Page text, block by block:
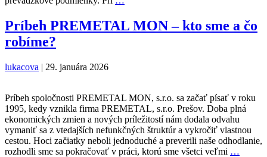
pásové
dopravníky:
vašu
prevádzku?
Príbeh PREMETAL MON – kto sme a čo
robíme?
lukacova | 29. januára 2026
Príbeh spoločnosti PREMETAL MON, s.r.o. sa začať písať v roku
1995, kedy vznikla firma PREMETAL, s.r.o. Prešov. Doba plná
ekonomických zmien a nových príležitostí nám dodala odvahu
vymaniť sa z vtedajších nefunkčných štruktúr a vykročiť vlastnou
cestou. Hoci začiatky neboli jednoduché a preverili naše odhodlanie,
rozhodli sme sa pokračovať v práci, ktorú sme všetci veľmi …